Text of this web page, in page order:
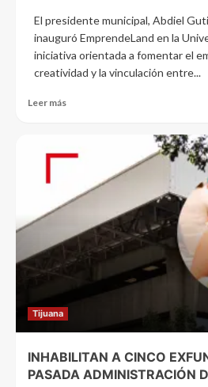
El presidente municipal, Abdiel
inauguró EmprendeLand en la
iniciativa orientada a fomentar el
creatividad y la vinculación entre...
Leer más
Tijuana
INHABILITAN A CINCO
PASADA ADMINISTRACIÓN